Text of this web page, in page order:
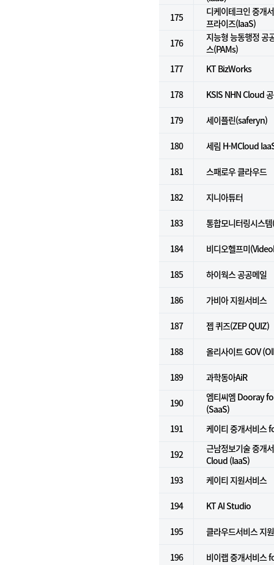
175
디케이테크인 중개
프라이즈(IaaS)
176
지능형 능동행정 공
스(PAMs)
177
KT BizWorks
178 KSIS NHN Cloud
179 세이플린(saferyn)
180 세림 H-MCloud
181 스패로우 클라우드
182 지니아튜터
183 통합모니터링시스
184 비디오헬프미
185 하이웍스 공공메일
186 가비아 지원서비스
187 젭 퀴즈(ZEP QUIZ)
188 올리사이트 GOV
189 과학동아AiR
190
엠티씨엠 Dooray
(SaaS)
191
케이티 중개서비스
192
근남정보기술 중개
Cloud (IaaS)
193
케이티 지원서비스
194 KT AI Studio
195 클라우드서비스 지
196 비이랩 중개서비스